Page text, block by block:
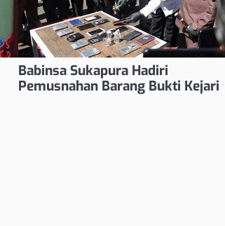
Babinsa Sukapura Hadiri
Pemusnahan Barang Bukti Kejari